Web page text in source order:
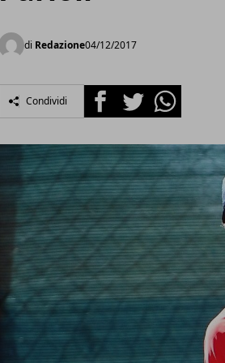
di Redazione04/12/2017
Condividi FacebookTwitterWhatsapp